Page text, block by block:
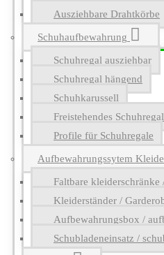
Ausziehbare Drahtkörbe
Schuhaufbewahrung
Schuhregal ausziehbar
Schuhregal hängend
Schuhkarussell
Freistehendes Schuhregal
Profile für Schuhregale
Aufbewahrungssytem
Faltbare kleiderschränke
Kleiderständer /
Aufbewahrungsbox /
Schubladeneinsatz /